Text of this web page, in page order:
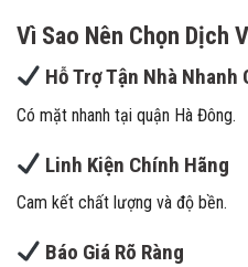
Vì Sao Nên Chọn Dịch
Hỗ Trợ Tận Nhà Nhanh
Có mặt nhanh tại quận Hà Đông.
Linh Kiện Chính Hãng
Cam kết chất lượng và độ bền.
Báo Giá Rõ Ràng